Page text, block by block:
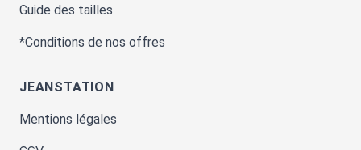
Guide des tailles
*Conditions de nos offres
JEANSTATION
Mentions légales